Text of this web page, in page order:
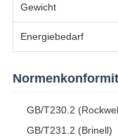
Gewicht
Energiebedarf
GB/T230.2
GB/T231.2 (Brinell)